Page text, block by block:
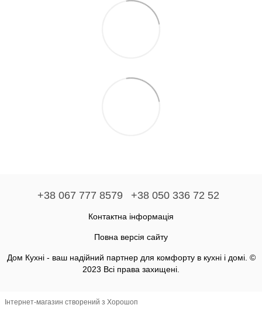
+38 067 777 8579 +38 050 336 72 52
Контактна інформація
Повна версія сайту
Дом Кухні - ваш надійний партнер для комфорту в кухні і домі. ©
2023 Всі права захищені.
Інтернет-магазин створений з Хорошоп